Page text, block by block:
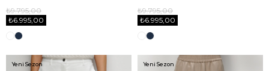
₺6.995,00
₺9.795,00
₺6.995,00
₺9.795,00
Yeni Sezon Yeni Sezon